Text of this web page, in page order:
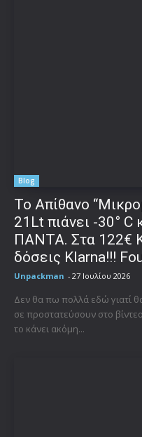
Blog
Το Απίθανο
21Lt πιάνει -30° C
ΠΑΝΤΑ. Στα 122€
δόσεις Klarna!!!
Unpackman - 27 Ιουλίου 2026
Δεν θα πω πολλά εδώ γιατί
σε προστατεύσουν στο
το κάνει ακόμη...